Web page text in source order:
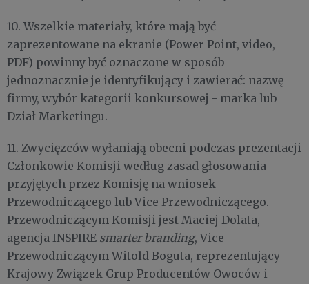
10. Wszelkie materiały, które mają być
zaprezentowane na ekranie (Power Point, video,
PDF) powinny być oznaczone w sposób
jednoznacznie je identyfikujący i zawierać: nazwę
firmy, wybór kategorii konkursowej - marka lub
Dział Marketingu.
11. Zwycięzców wyłaniają obecni podczas prezentacji
Członkowie Komisji według zasad głosowania
przyjętych przez Komisję na wniosek
Przewodniczącego lub Vice Przewodniczącego.
Przewodniczącym Komisji jest Maciej Dolata,
agencja INSPIRE smarter branding, Vice
Przewodniczącym Witold Boguta, reprezentujący
Krajowy Związek Grup Producentów Owoców i